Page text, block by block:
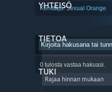
YHTEISÖ
TIETOA
TUKI
Kehittäjä: Sexual Orange
0 tulosta vastaa hakuasi.
Rajaa hinnan mukaan